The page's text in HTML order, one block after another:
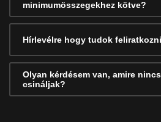
minimumösszegekhez kötve?
Hírlevélre hogy tudok
Olyan kérdésem van, amire
csináljak?